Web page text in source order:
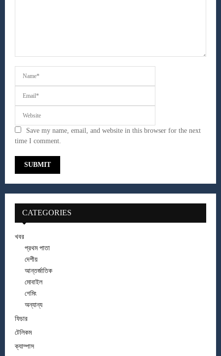
Save my name, email, and website in this browser for the next
time I comment.
CATEGORIES
খবর
প্রথম পাতা
দেশীয়
আন্তর্জাতিক
মোবাইল
গেমিং
অন্যান্য
ফিচার
টেলিকম
ক্যাম্পাস